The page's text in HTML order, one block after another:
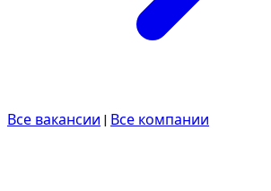
Все вакансии | Все компании